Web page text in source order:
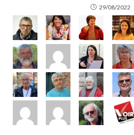
29/08/2022